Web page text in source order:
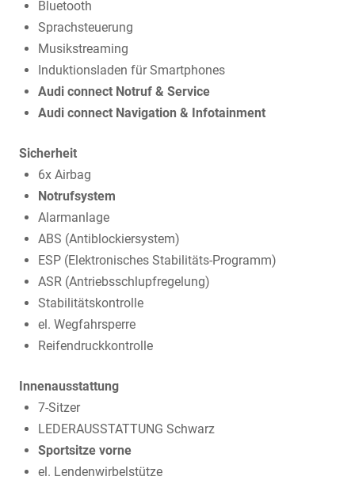
Bluetooth
Sprachsteuerung
Musikstreaming
Induktionsladen für Smartphones
Audi connect Notruf & Service
Audi connect Navigation & Infotainment
Sicherheit
6x Airbag
Notrufsystem
Alarmanlage
ABS (Antiblockiersystem)
ESP (Elektronisches Stabilitäts-Programm)
ASR (Antriebsschlupfregelung)
Stabilitätskontrolle
el. Wegfahrsperre
Reifendruckkontrolle
Innenausstattung
7-Sitzer
LEDERAUSSTATTUNG Schwarz
Sportsitze vorne
el. Lendenwirbelstütze